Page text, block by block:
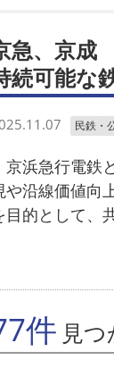
急、京成
続可能な
民鉄・
京浜急行電鉄
や沿線価値向
目的として、
件 見つ